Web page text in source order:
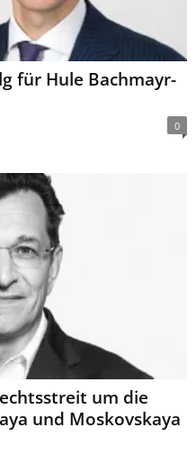
für Hule Bachmayr-
0
um die
und Moskovskaya